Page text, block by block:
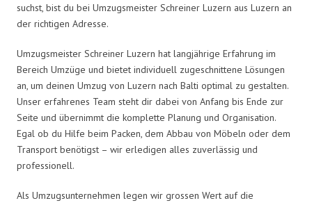
suchst, bist du bei Umzugsmeister Schreiner Luzern aus Luzern an
der richtigen Adresse.
Umzugsmeister Schreiner Luzern hat langjährige Erfahrung im
Bereich Umzüge und bietet individuell zugeschnittene Lösungen
an, um deinen Umzug von Luzern nach Balti optimal zu gestalten.
Unser erfahrenes Team steht dir dabei von Anfang bis Ende zur
Seite und übernimmt die komplette Planung und Organisation.
Egal ob du Hilfe beim Packen, dem Abbau von Möbeln oder dem
Transport benötigst – wir erledigen alles zuverlässig und
professionell.
Als Umzugsunternehmen legen wir grossen Wert auf die